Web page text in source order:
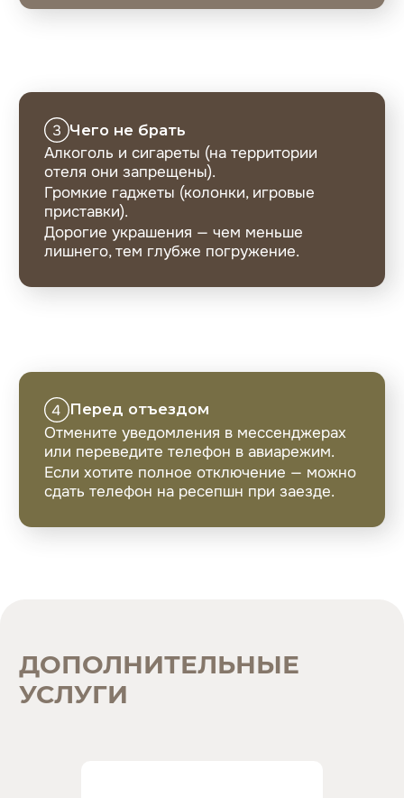
данныхв соответствии сПолитикой
Я даю согласие на получение рекламной
информации по каналам связи
ПОДПИСАТЬСЯ
Положение о проведении розыгрыша
Правила проживания
Политика обработки персональных данных
НАВЕРХ